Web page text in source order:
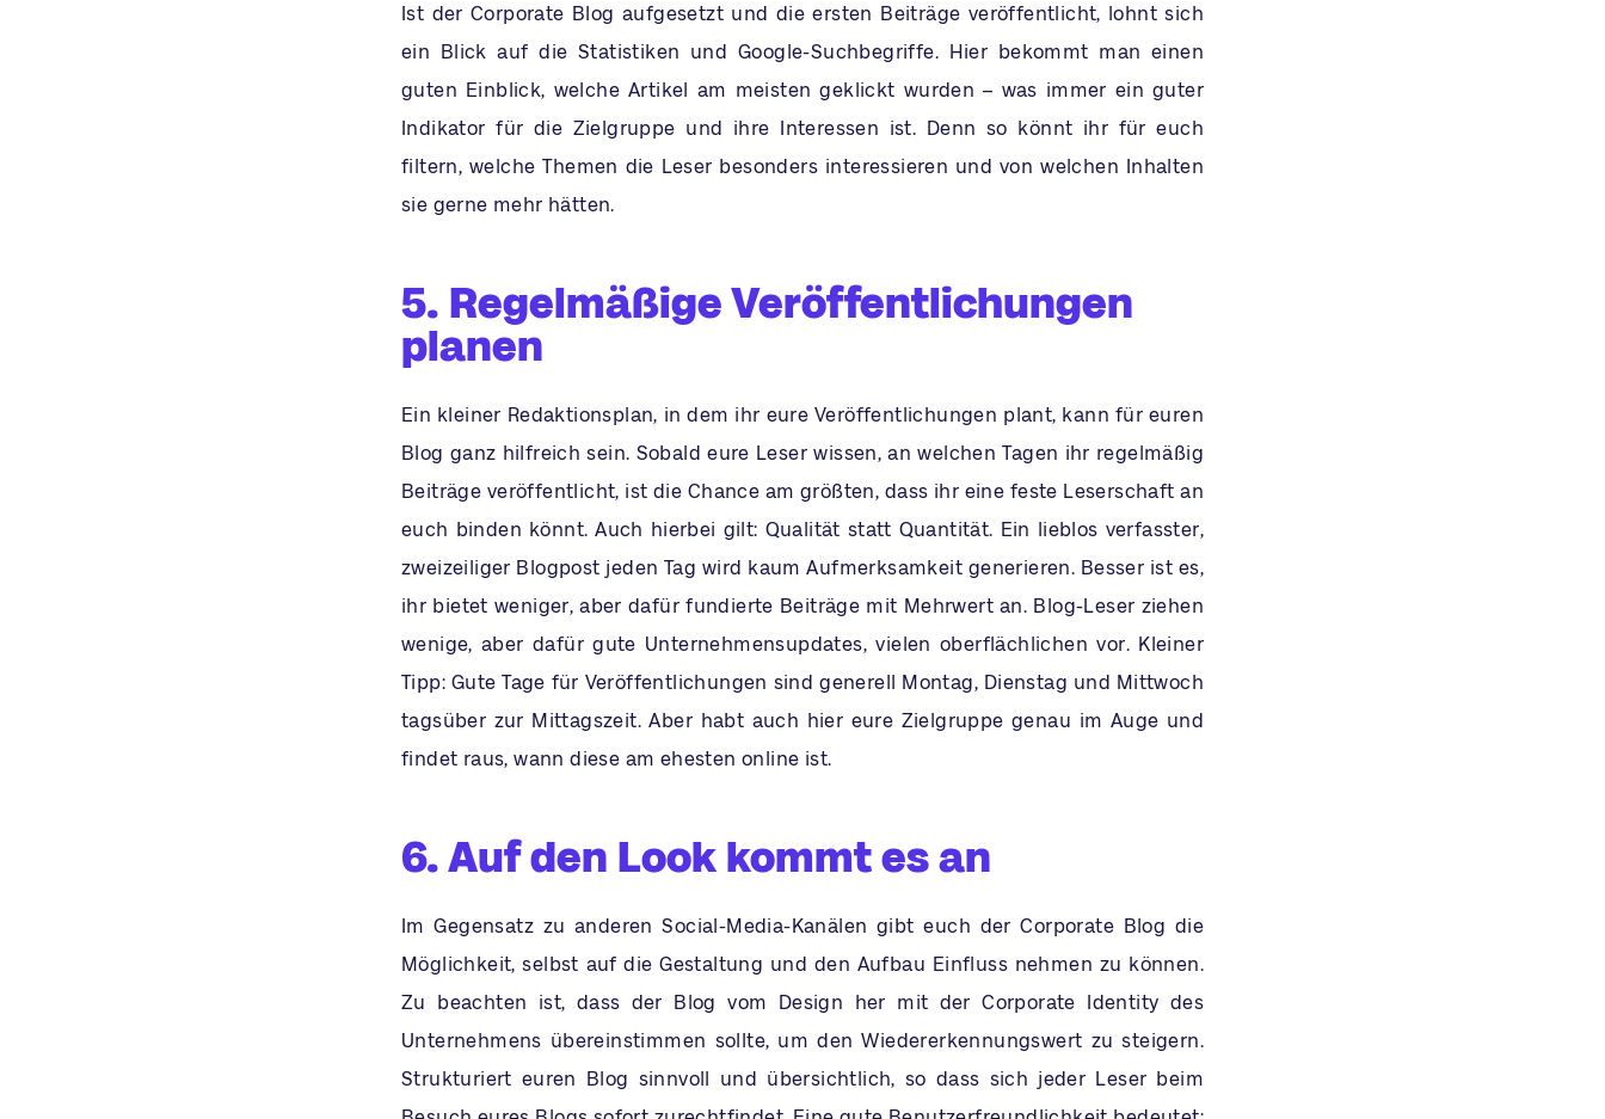
Ist der Corporate Blog aufgesetzt und die ersten Beiträge veröffentlicht, lohnt sich
ein Blick auf die Statistiken und Google-Suchbegriffe. Hier bekommt man einen
guten Einblick, welche Artikel am meisten geklickt wurden – was immer ein guter
Indikator für die Zielgruppe und ihre Interessen ist. Denn so könnt ihr für euch
filtern, welche Themen die Leser besonders interessieren und von welchen Inhalten
sie gerne mehr hätten.
5. Regelmäßige Veröffentlichungen
planen
Ein kleiner Redaktionsplan, in dem ihr eure Veröffentlichungen plant, kann für euren
Blog ganz hilfreich sein. Sobald eure Leser wissen, an welchen Tagen ihr regelmäßig
Beiträge veröffentlicht, ist die Chance am größten, dass ihr eine feste Leserschaft an
euch binden könnt. Auch hierbei gilt: Qualität statt Quantität. Ein lieblos verfasster,
zweizeiliger Blogpost jeden Tag wird kaum Aufmerksamkeit generieren. Besser ist es,
ihr bietet weniger, aber dafür fundierte Beiträge mit Mehrwert an. Blog-Leser ziehen
wenige, aber dafür gute Unternehmensupdates, vielen oberflächlichen vor. Kleiner
Tipp: Gute Tage für Veröffentlichungen sind generell Montag, Dienstag und Mittwoch
tagsüber zur Mittagszeit. Aber habt auch hier eure Zielgruppe genau im Auge und
findet raus, wann diese am ehesten online ist.
6. Auf den Look kommt es an
Im Gegensatz zu anderen Social-Media-Kanälen gibt euch der Corporate Blog die
Möglichkeit, selbst auf die Gestaltung und den Aufbau Einfluss nehmen zu können.
Zu beachten ist, dass der Blog vom Design her mit der Corporate Identity des
Unternehmens übereinstimmen sollte, um den Wiedererkennungswert zu steigern.
Strukturiert euren Blog sinnvoll und übersichtlich, so dass sich jeder Leser beim